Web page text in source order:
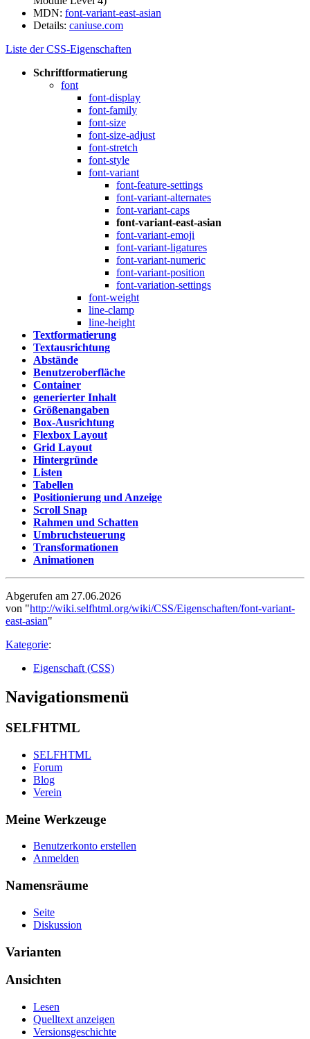
MDN: font-variant-east-asian
Details: caniuse.com
Liste der CSS-Eigenschaften
Schriftformatierung
font
font-display
font-family
font-size
font-size-adjust
font-stretch
font-style
font-variant
font-feature-settings
font-variant-alternates
font-variant-caps
font-variant-east-asian
font-variant-emoji
font-variant-ligatures
font-variant-numeric
font-variant-position
font-variation-settings
font-weight
line-clamp
line-height
Textformatierung
Textausrichtung
Abstände
Benutzeroberfläche
Container
generierter Inhalt
Größenangaben
Box-Ausrichtung
Flexbox Layout
Grid Layout
Hintergründe
Listen
Tabellen
Positionierung und Anzeige
Scroll Snap
Rahmen und Schatten
Umbruchsteuerung
Transformationen
Animationen
Abgerufen am 27.06.2026
von "http://wiki.selfhtml.org/wiki/CSS/Eigenschaften/font-variant-
east-asian"
Kategorie:
Eigenschaft (CSS)
Navigationsmenü
SELFHTML
SELFHTML
Forum
Blog
Verein
Meine Werkzeuge
Benutzerkonto erstellen
Anmelden
Namensräume
Seite
Diskussion
Varianten
Ansichten
Lesen
Quelltext anzeigen
Versionsgeschichte